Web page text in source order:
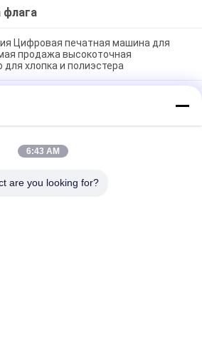
флага
Цифровая печатная машина для
продажа высокоточная
для хлопка и полиэстера
система печати на ткани
плоттер шириной 3200 мм
головкой KJ4B-QL
головка крупноформатный
принтер Сублимационная
6:43 AM
are you looking for?